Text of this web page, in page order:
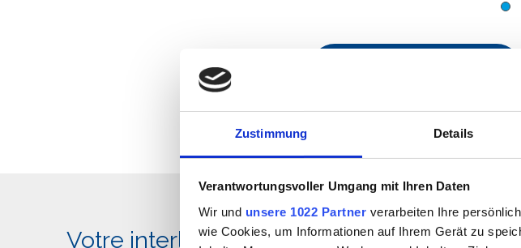
Zustimmung Details
Verantwortungsvoller Umgang mit Ihren Daten
Wir und unsere 1022 Partner verarbeiten Ihre
wie Cookies, um Informationen auf Ihrem Gerät zu
Votre interlocuteur